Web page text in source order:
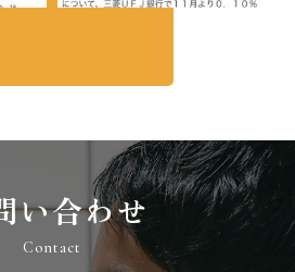
い合わせ
Contact